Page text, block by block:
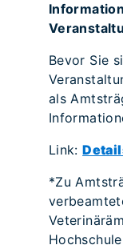
Bevor Sie
als
Link:
*Zu